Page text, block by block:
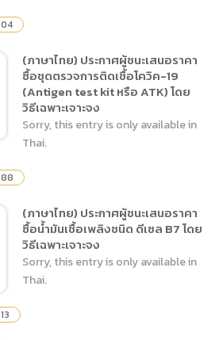
(ภาษาไทย) ประกาศผู้ชนะเสนอราคา
ซื้อชุดตรวจการติดเชื้อโควิค-19
(Antigen test kit หรือ ATK) โดย
วิธีเฉพาะเจาะจง
Sorry, this entry is only available in
Thai.
(ภาษาไทย) ประกาศผู้ชนะเสนอราคา
ซื้อน้ำมันเชื้อเพลิงชนิด ดีเซล B7 โดย
วิธีเฉพาะเจาะจง
Sorry, this entry is only available in
Thai.